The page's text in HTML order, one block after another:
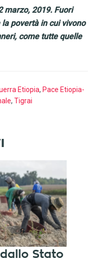
marzo, 2019. Fuori
povertà in cui vivono
come tutte quelle
Etiopia, Pace Etiopia-
, Tigrai
Stato